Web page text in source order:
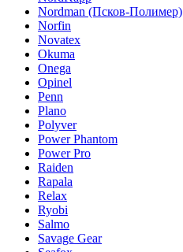
Nordman (Псков-Полимер)
Norfin
Novatex
Okuma
Onega
Opinel
Penn
Plano
Polyver
Power Phantom
Power Pro
Raiden
Rapala
Relax
Ryobi
Salmo
Savage Gear